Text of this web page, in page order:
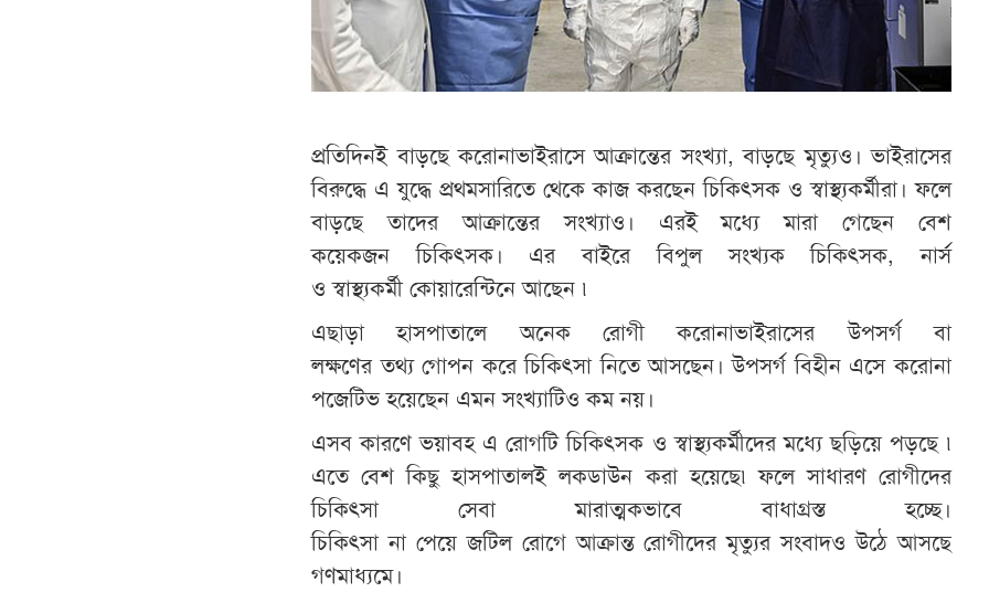
প্রতিদিনই বাড়ছে করোনাভাইরাসে আক্রান্তের সংখ্যা, বাড়ছে মৃত্যুও। ভাইরাসের
বিরুদ্ধে এ যুদ্ধে প্রথমসারিতে থেকে কাজ করছেন চিকিৎসক ও স্বাস্থ্যকর্মীরা। ফলে
বাড়ছে তাদের আক্রান্তের সংখ্যাও। এরই মধ্যে মারা গেছেন বেশ
কয়েকজন চিকিৎসক। এর বাইরে বিপুল সংখ্যক চিকিৎসক, নার্স
ও স্বাস্থ্যকর্মী কোয়ারেন্টিনে আছেন ৷
এছাড়া হাসপাতালে অনেক রোগী করোনাভাইরাসের উপসর্গ বা
লক্ষণের তথ্য গোপন করে চিকিৎসা নিতে আসছেন। উপসর্গ বিহীন এসে করোনা
পজেটিভ হয়েছেন এমন সংখ্যাটিও কম নয়।
এসব কারণে ভয়াবহ এ রোগটি চিকিৎসক ও স্বাস্থ্যকর্মীদের মধ্যে ছড়িয়ে পড়ছে ৷
এতে বেশ কিছু হাসপাতালই লকডাউন করা হয়েছে৷ ফলে সাধারণ রোগীদের
চিকিৎসা সেবা মারাত্মকভাবে বাধাগ্রস্ত হচ্ছে।
চিকিৎসা না পেয়ে জটিল রোগে আক্রান্ত রোগীদের মৃত্যুর সংবাদও উঠে আসছে
গণমাধ্যমে।